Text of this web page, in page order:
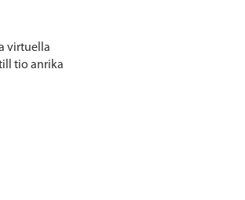
virtuella
tio anrika